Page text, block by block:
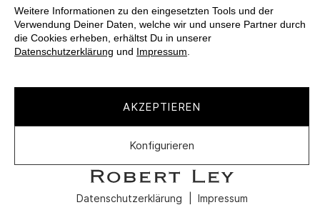
Weitere Informationen zu den eingesetzten Tools und der
Verwendung Deiner Daten, welche wir und unsere Partner durch
die Cookies erheben, erhältst Du in unserer
Datenschutzerklärung und Impressum.
AKZEPTIEREN
Konfigurieren
Datenschutzerklärung Impressum